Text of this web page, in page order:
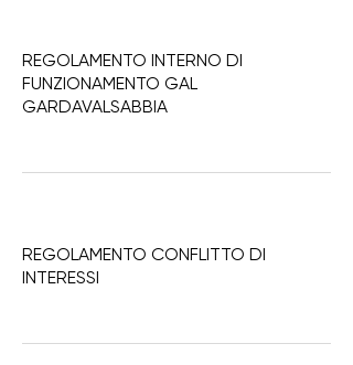
REGOLAMENTO INTERNO DI
FUNZIONAMENTO GAL
GARDAVALSABBIA
REGOLAMENTO CONFLITTO DI
INTERESSI